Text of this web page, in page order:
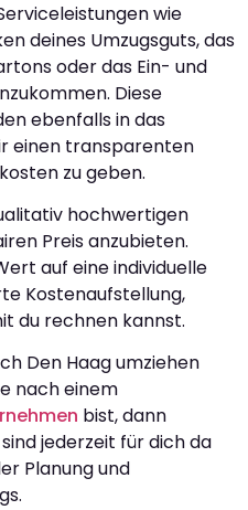
wie
deines Umzugsguts, das
oder das Ein- und
Diese
ebenfalls in das
einen transparenten
zu geben.
hochwertigen
Preis anzubieten.
auf eine individuelle
Kostenaufstellung,
du rechnen kannst.
Den Haag umziehen
nach einem
bist, dann
jederzeit für dich da
Planung und